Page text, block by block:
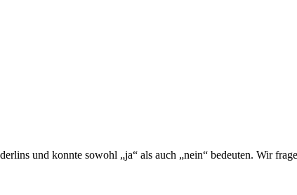
und konnte sowohl „ja“ als auch „nein“ bedeuten. Wir